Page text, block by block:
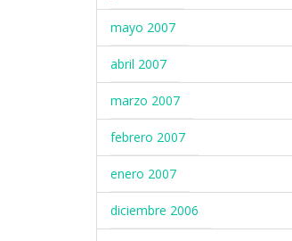
mayo 2007
abril 2007
marzo 2007
febrero 2007
enero 2007
diciembre 2006